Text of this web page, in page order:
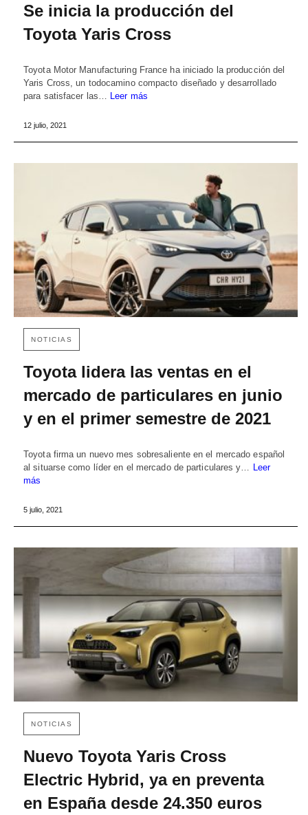
Se inicia la producción del
Toyota Yaris Cross
Toyota Motor Manufacturing France ha iniciado la producción del
Yaris Cross, un todocamino compacto diseñado y desarrollado
para satisfacer las… Leer más
12 julio, 2021
NOTICIAS
Toyota lidera las ventas en el
mercado de particulares en junio
y en el primer semestre de 2021
Toyota firma un nuevo mes sobresaliente en el mercado español
al situarse como líder en el mercado de particulares y… Leer
más
5 julio, 2021
NOTICIAS
Nuevo Toyota Yaris Cross
Electric Hybrid, ya en preventa
en España desde 24.350 euros